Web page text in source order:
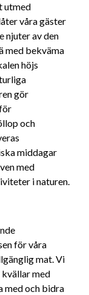
utmed
våra gäster
njuter av den
med bekväma
höjs
gör
och
middagar
med
i naturen.
för våra
mat. Vi
kvällar med
med och bidra